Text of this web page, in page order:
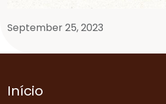
September 25, 2023
Início